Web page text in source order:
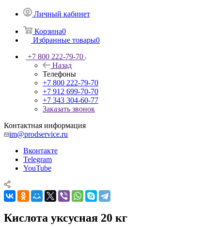
Личный кабинет
Корзина0
Избранные товары0
+7 800 222-79-70
Назад
Телефоны
+7 800 222-79-70
+7 912 699-70-70
+7 343 304-60-77
Заказать звонок
Контактная информация
im@prodservice.ru
Вконтакте
Telegram
YouTube
Кислота уксусная 20 кг